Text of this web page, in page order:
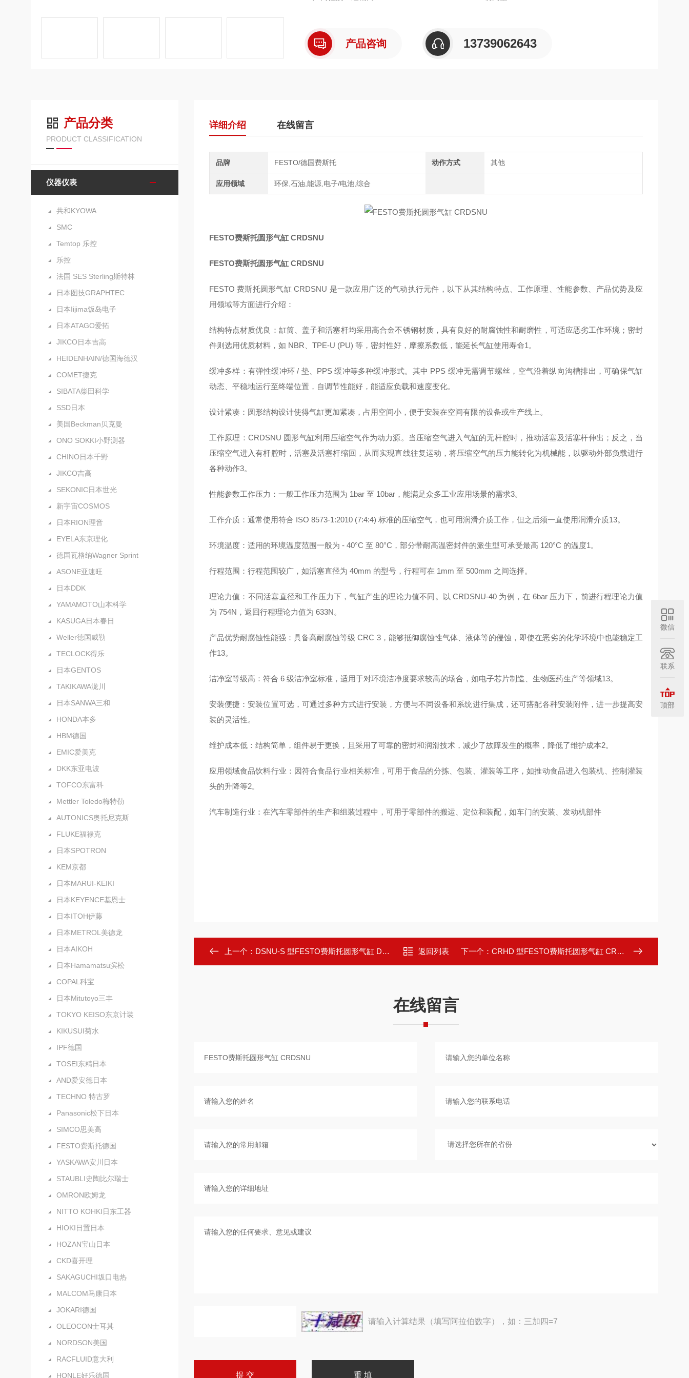
产品咨询 13739062643
产品分类
PRODUCT CLASSIFICATION
仪器仪表
共和KYOWA
SMC
Temtop 乐控
乐控
法国 SES Sterling斯特林
日本图技GRAPHTEC
日本Iijima饭岛电子
日本ATAGO爱拓
JIKCO日本吉高
HEIDENHAIN/德国海德汉
COMET捷克
SIBATA柴田科学
SSD日本
美国Beckman贝克曼
ONO SOKKI小野测器
CHINO日本千野
JIKCO吉高
SEKONIC日本世光
新宇宙COSMOS
日本RION理音
EYELA东京理化
德国瓦格纳Wagner Sprint
ASONE亚速旺
日本DDK
YAMAMOTO山本科学
KASUGA日本春日
Weller德国威勒
TECLOCK得乐
日本GENTOS
TAKIKAWA泷川
日本SANWA三和
HONDA本多
HBM德国
EMIC爱美克
DKK东亚电波
TOFCO东富科
Mettler Toledo梅特勒
AUTONICS奥托尼克斯
FLUKE福禄克
日本SPOTRON
KEM京都
日本MARUI-KEIKI
日本KEYENCE基恩士
日本ITOH伊藤
日本METROL美德龙
日本AIKOH
日本Hamamatsu滨松
COPAL科宝
日本Mitutoyo三丰
TOKYO KEISO东京计装
KIKUSUI菊水
IPF德国
TOSEI东精日本
AND爱安德日本
TECHNO 特古罗
Panasonic松下日本
SIMCO思美高
FESTO费斯托德国
YASKAWA安川日本
STAUBLI史陶比尔瑞士
OMRON欧姆龙
NITTO KOHKI日东工器
HIOKI日置日本
HOZAN宝山日本
CKD喜开理
SAKAGUCHI坂口电热
MALCOM马康日本
JOKARI德国
OLEOCON士耳其
NORDSON美国
RACFLUID意大利
HONLE好乐德国
详细介绍 在线留言
品牌 FESTO/德国费斯托 动作方式 其他
应用领域 环保,石油,能源,电子/电池,综合
FESTO费斯托圆形气缸 CRDSNU
FESTO费斯托圆形气缸 CRDSNU
FESTO 费斯托圆形气缸 CRDSNU 是一款应用广泛的气动执行元件，以下从其结构特点、工作原理、性能参数、产品优势及应
用领域等方面进行介绍：
结构特点材质优良：缸筒、盖子和活塞杆均采用高合金不锈钢材质，具有良好的耐腐蚀性和耐磨性，可适应恶劣工作环境；密封
件则选用优质材料，如 NBR、TPE-U (PU) 等，密封性好，摩擦系数低，能延长气缸使用寿命1。
缓冲多样：有弹性缓冲环 / 垫、PPS 缓冲等多种缓冲形式。其中 PPS 缓冲无需调节螺丝，空气沿着纵向沟槽排出，可确保气缸
动态、平稳地运行至终端位置，自调节性能好，能适应负载和速度变化。
设计紧凑：圆形结构设计使得气缸更加紧凑，占用空间小，便于安装在空间有限的设备或生产线上。
工作原理：CRDSNU 圆形气缸利用压缩空气作为动力源。当压缩空气进入气缸的无杆腔时，推动活塞及活塞杆伸出；反之，当
压缩空气进入有杆腔时，活塞及活塞杆缩回，从而实现直线往复运动，将压缩空气的压力能转化为机械能，以驱动外部负载进行
各种动作3。
性能参数工作压力：一般工作压力范围为 1bar 至 10bar，能满足众多工业应用场景的需求3。
工作介质：通常使用符合 ISO 8573-1:2010 (7:4:4) 标准的压缩空气，也可用润滑介质工作，但之后须一直使用润滑介质13。
环境温度：适用的环境温度范围一般为 - 40°C 至 80°C，部分带耐高温密封件的派生型可承受最高 120°C 的温度1。
行程范围：行程范围较广，如活塞直径为 40mm 的型号，行程可在 1mm 至 500mm 之间选择。
理论力值：不同活塞直径和工作压力下，气缸产生的理论力值不同。以 CRDSNU-40 为例，在 6bar 压力下，前进行程理论力值
为 754N，返回行程理论力值为 633N。
产品优势耐腐蚀性能强：具备高耐腐蚀等级 CRC 3，能够抵御腐蚀性气体、液体等的侵蚀，即使在恶劣的化学环境中也能稳定工
作13。
洁净室等级高：符合 6 级洁净室标准，适用于对环境洁净度要求较高的场合，如电子芯片制造、生物医药生产等领域13。
安装便捷：安装位置可选，可通过多种方式进行安装，方便与不同设备和系统进行集成，还可搭配各种安装附件，进一步提高安
装的灵活性。
维护成本低：结构简单，组件易于更换，且采用了可靠的密封和润滑技术，减少了故障发生的概率，降低了维护成本2。
应用领域食品饮料行业：因符合食品行业相关标准，可用于食品的分拣、包装、灌装等工序，如推动食品进入包装机、控制灌装
头的升降等2。
汽车制造行业：在汽车零部件的生产和组装过程中，可用于零部件的搬运、定位和装配，如车门的安装、发动机部件
上一个： DSNU-S 型FESTO费斯托圆形气缸 DSNU-S 返回列表 下一个： CRHD 型FESTO费斯托圆形气缸 CRHD
在线留言
请输入计算结果（填写阿拉伯数字），如：三加四=7
微信
联系
顶部